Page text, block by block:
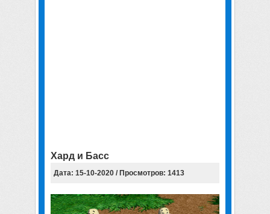
Хард и Басс
Дата: 15-10-2020 / Просмотров: 1413